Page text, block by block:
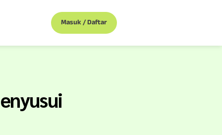
Masuk / Daftar